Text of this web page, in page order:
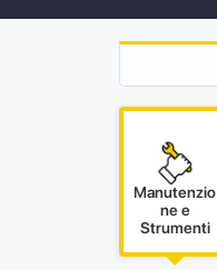
Manutenzio
ne e
Strumenti